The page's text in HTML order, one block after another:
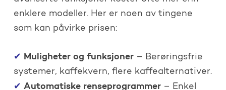
enklere modeller. Her er noen av tingene
som kan påvirke prisen:
✔ Muligheter og funksjoner– Berøringsfrie
systemer, kaffekvern, flere kaffealternativer.
✔ Automatiske renseprogrammer– Enkel